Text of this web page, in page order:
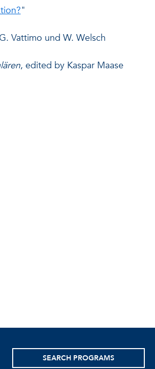
"
Vattimo und W. Welsch
, edited by Kaspar Maase
SEARCH PROGRAMS